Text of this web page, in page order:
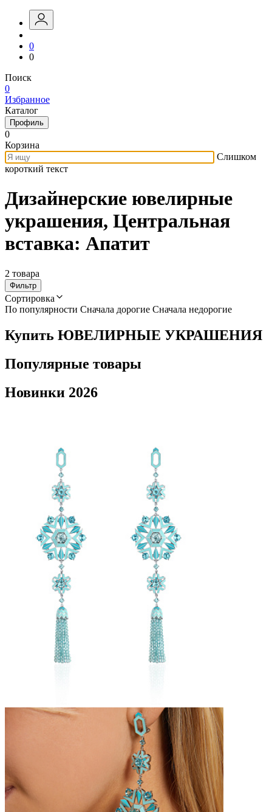
0
0
Поиск
0
Избранное
Каталог
Профиль
0
Корзина
Слишком
короткий текст
Дизайнерские ювелирные
украшения, Центральная
вставка: Апатит
2 товара
Фильтр
Сортировка
По популярности Сначала дорогие Сначала недорогие
Купить ЮВЕЛИРНЫЕ УКРАШЕНИЯ
Популярные товары
Новинки 2026